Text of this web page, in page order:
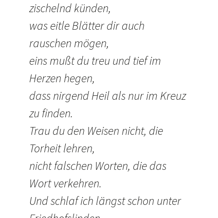
zischelnd künden,
was eitle Blätter dir auch
rauschen mögen,
eins mußt du treu und tief im
Herzen hegen,
dass nirgend Heil als nur im Kreuz
zu finden.
Trau du den Weisen nicht, die
Torheit lehren,
nicht falschen Worten, die das
Wort verkehren.
Und schlaf ich längst schon unter